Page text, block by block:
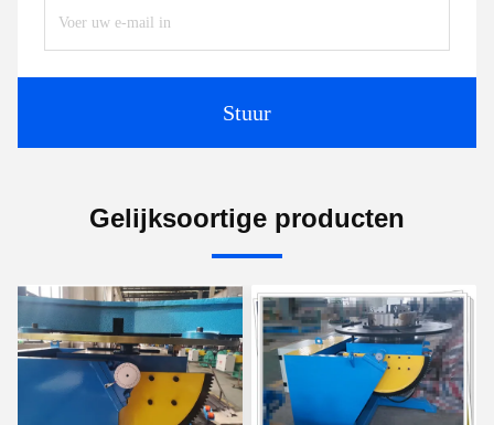
Stuur
Gelijksoortige producten